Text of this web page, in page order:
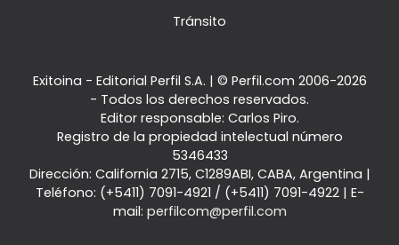
Tránsito
Exitoina - Editorial Perfil S.A. | © Perfil.com 2006-2026
- Todos los derechos reservados.
Editor responsable: Carlos Piro.
Registro de la propiedad intelectual número
5346433
Dirección: California 2715, C1289ABI, CABA, Argentina |
Teléfono: (+5411) 7091-4921 / (+5411) 7091-4922| E-
mail: perfilcom@perfil.com